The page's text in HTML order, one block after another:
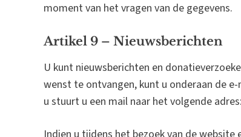
moment van het vragen van de gegevens.
Artikel 9 – Nieuwsberichten
U kunt nieuwsberichten en
wenst te ontvangen, kunt u onderaan de
u stuurt u een mail naar het volgende adres: